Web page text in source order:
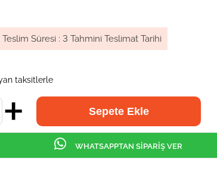
Süresi : 3 Tahmini Teslimat Tarihi
taksitlerle
WHATSAPPTAN SİPARİŞ VER